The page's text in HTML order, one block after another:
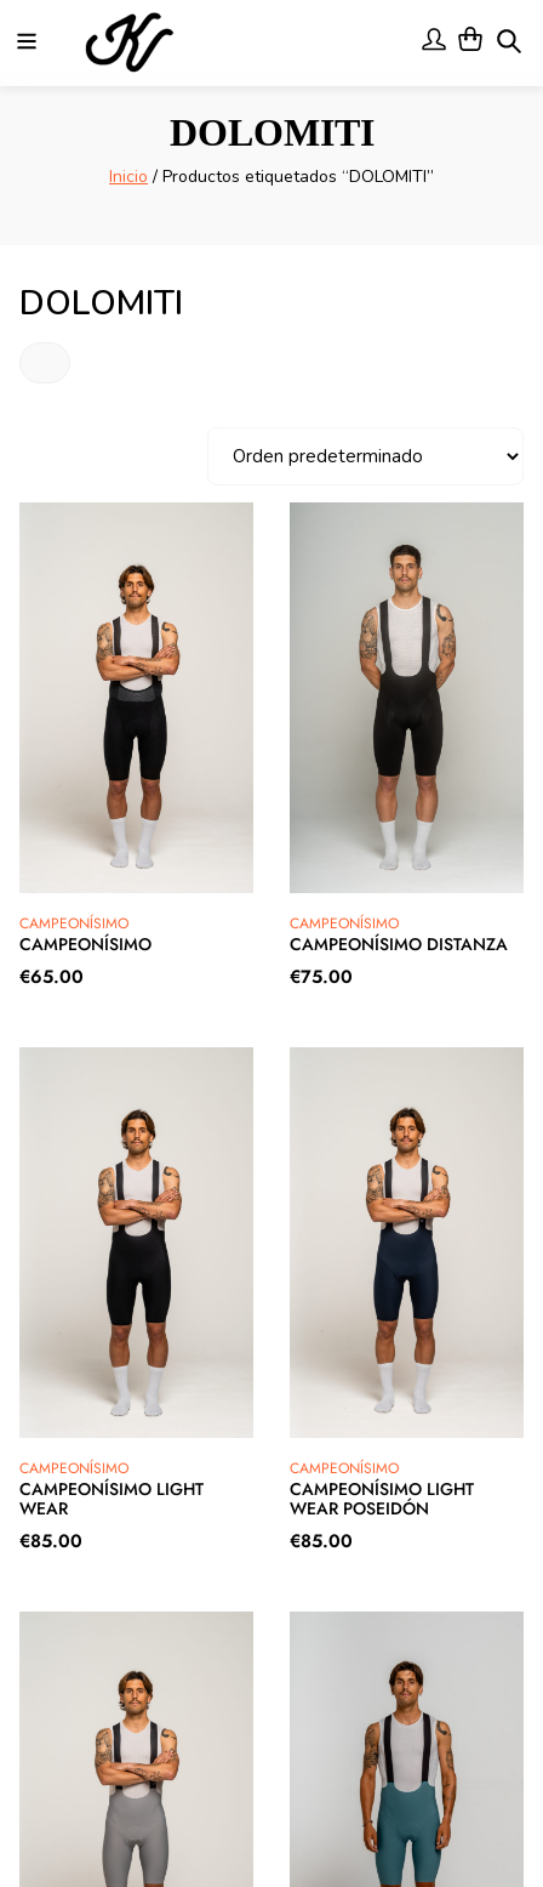
User User
DOLOMITI
Inicio / Productos etiquetados “DOLOMITI”
DOLOMITI
CAMPEONÍSIMO
CAMPEONÍSIMO
€65.00
CAMPEONÍSIMO
CAMPEONÍSIMO DISTANZA
€75.00
CAMPEONÍSIMO
CAMPEONÍSIMO LIGHT
WEAR
€85.00
CAMPEONÍSIMO
CAMPEONÍSIMO LIGHT
WEAR POSEIDÓN
€85.00